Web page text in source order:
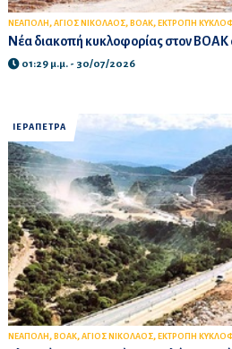
ΝΕΑΠΟΛΗ , ΑΓΙΟΣ ΝΙΚΟΛΑΟΣ, BOAK, ΕΚΤΡΟΠΗ
Νέα διακοπή κυκλοφορίας στον ΒΟΑΚ
01:29 μ.μ. - 30/07/2026
ΙΕΡΑΠΕΤΡΑ
ΝΕΑΠΟΛΗ , ΒΟΑΚ, ΑΓΙΟΣ ΝΙΚΟΛΑΟΣ, ΕΚΤΡΟΠΗ